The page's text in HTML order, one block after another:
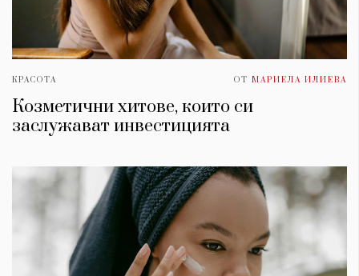
КРАСОТА ОТ МАРИЕЛА ИЛИЕВА
Козметични хитове, които си
заслужават инвестицията